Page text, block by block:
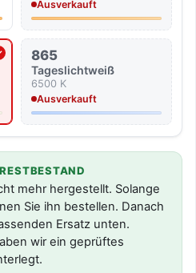
Ausverkauft
865
Tageslicht­weiß
6500 K
Ausverkauft
mehr hergestellt. Solange
Sie ihn bestellen. Danach
Ersatz unten.
wir ein geprüftes